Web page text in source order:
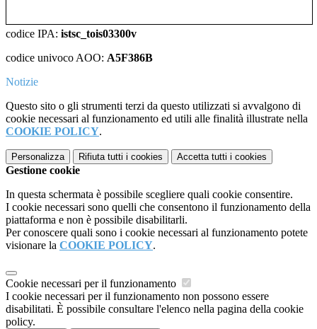
codice IPA: istsc_tois03300v
codice univoco AOO: A5F386B
Notizie
Questo sito o gli strumenti terzi da questo utilizzati si avvalgono di
cookie necessari al funzionamento ed utili alle finalità illustrate nella
COOKIE POLICY.
Personalizza Rifiuta tutti i cookies Accetta tutti i cookies
Gestione cookie
In questa schermata è possibile scegliere quali cookie consentire.
I cookie necessari sono quelli che consentono il funzionamento della
piattaforma e non è possibile disabilitarli.
Per conoscere quali sono i cookie necessari al funzionamento potete
visionare la COOKIE POLICY.
Cookie necessari per il funzionamento
I cookie necessari per il funzionamento non possono essere
disabilitati. È possibile consultare l'elenco nella pagina della cookie
policy.